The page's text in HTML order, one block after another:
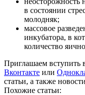
в состоянии
молодняк;
массовое
инкубатора, в
количество
Приглашаем вступить
Вконтакте или
статьи, а также
Похожие статьи: